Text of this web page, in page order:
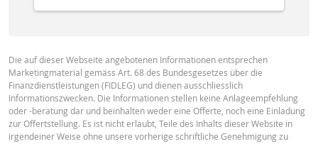
Die auf dieser Webseite angebotenen Informationen entsprechen
Marketingmaterial gemäss Art. 68 des Bundesgesetzes über die
Finanzdienstleistungen (FIDLEG) und dienen ausschliesslich
Informationszwecken. Die Informationen stellen keine Anlageempfehlung
oder -beratung dar und beinhalten weder eine Offerte, noch eine Einladung
zur Offertstellung. Es ist nicht erlaubt, Teile des Inhalts dieser Website in
irgendeiner Weise ohne unsere vorherige schriftliche Genehmigung zu